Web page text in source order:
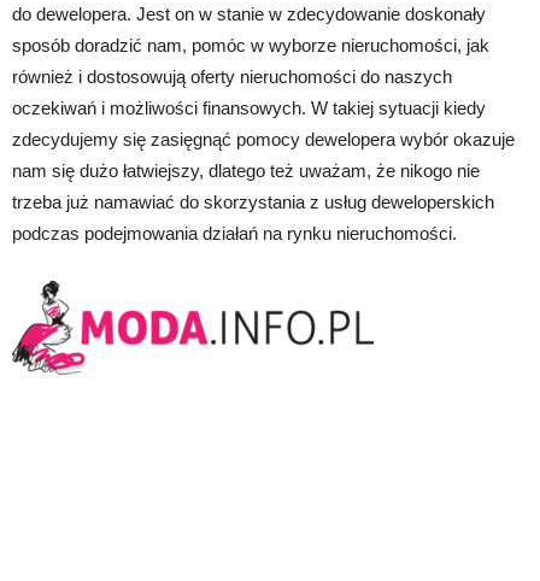
do dewelopera. Jest on w stanie w zdecydowanie doskonały
sposób doradzić nam, pomóc w wyborze nieruchomości, jak
również i dostosowują oferty nieruchomości do naszych
oczekiwań i możliwości finansowych. W takiej sytuacji kiedy
zdecydujemy się zasięgnąć pomocy dewelopera wybór okazuje
nam się dużo łatwiejszy, dlatego też uważam, że nikogo nie
trzeba już namawiać do skorzystania z usług deweloperskich
podczas podejmowania działań na rynku nieruchomości.